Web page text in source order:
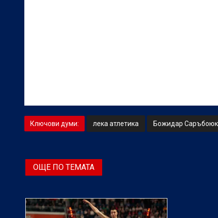
Ключови думи: лека атлетика Божидар
ОЩЕ ПО ТЕМАТА